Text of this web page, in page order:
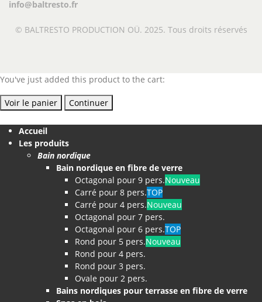
info@baltresto.fr
© BALTRESTO PRODUCTION OÜ. 2025. Tous droits réservés
You've just added this product to the cart:
Voir le panier Continuer
Accueil
Les produits
Bain nordique
Bain nordique en fibre de verre
Octagonal pour 9 pers.Nouveau
Carré pour 8 pers.TOP
Carré pour 4 pers.Nouveau
Octagonal pour 7 pers.
Octagonal pour 6 pers.TOP
Rond pour 5 pers.Nouveau
Rond pour 4 pers.
Rond pour 3 pers.
Ovale pour 2 pers.
Bains nordiques pour terrasse en fibre de verre